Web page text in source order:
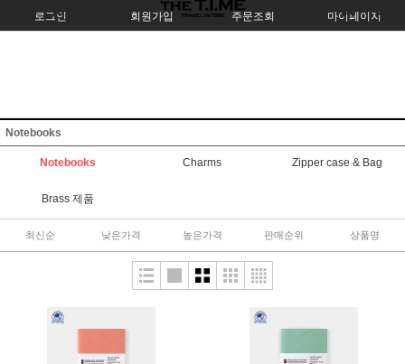
로그인 회원가입 주문조회 마이페이지
Notebooks
Notebooks Charms Zipper case & Bag
Brass 제품
최신순 낮은가격 높은가격 판매순위 상품명